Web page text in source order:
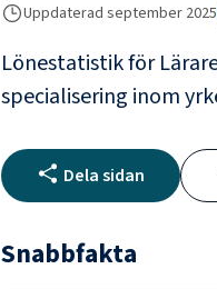
Uppdaterad september 2025
Lönestatistik för
specialisering inom
Dela sidan
Snabbfakta